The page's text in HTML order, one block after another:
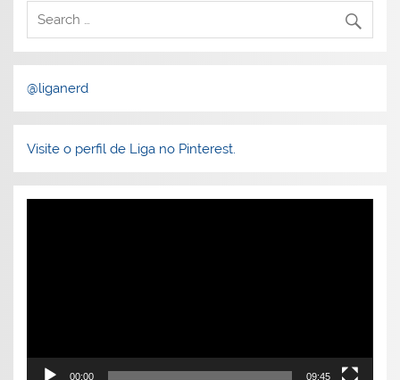
@liganerd
Visite o perfil de Liga no Pinterest.
Tocador
00:00 09:45